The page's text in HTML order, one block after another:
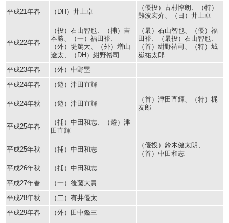
平成21年春 （DH）井上卓
（優投）古村惇朗、（特）
難波宏介、（日）井上卓
平成22年春
（投）石山智也、（捕）吉
本勝、（一）福田裕、
（外）堤篤大、（外）増山
遼太、（DH）紺野裕司
（最）石山智也、（優）福
田裕、（最投）石山智也、
（首）紺野祐司、（特）城
嶽祐太郎
平成23年春
（外）中野塁
平成24年春
（遊）津田直輝
平成24年秋 （遊）津田直輝
（首）津田直輝、（特）梶
友郎
平成25年春
（捕）中田和志、（遊）津
田直輝
平成25年秋 （捕）中田和志
（優投）鈴木健太朗、
（首）中田和志
平成26年秋
（捕）中田和志
平成27年春
（一）後藤大貴
平成28年秋
（二）有井優太
平成29年春
（外）田中鑑三